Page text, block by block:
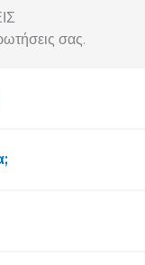
σας.